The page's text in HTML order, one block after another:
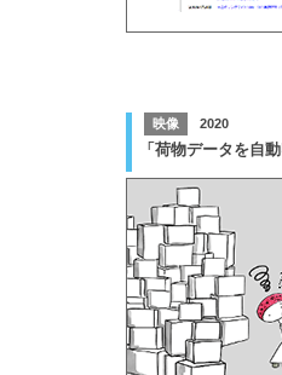
映像 2020